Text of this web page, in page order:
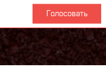
Голосовать